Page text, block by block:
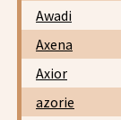
Awadi
Axena
Axior
azorie